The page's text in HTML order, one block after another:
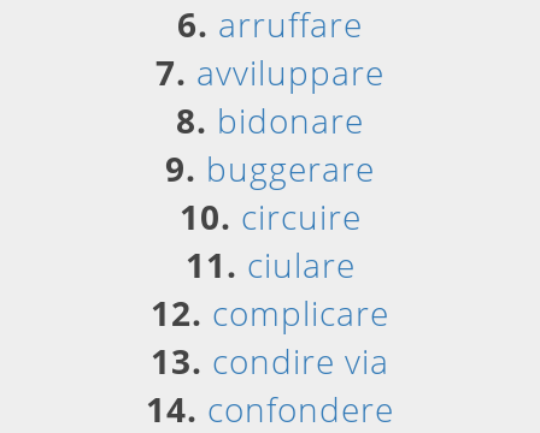
6. arruffare
7. avviluppare
8. bidonare
9. buggerare
10. circuire
11. ciulare
12. complicare
13. condire via
14. confondere